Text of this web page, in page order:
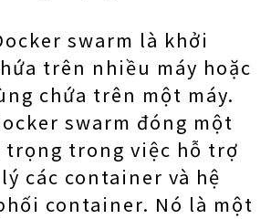
swarm là khởi
trên nhiều máy hoặc
chứa trên một máy.
swarm đóng một
trong việc hỗ trợ
các container và hệ
container. Nó là một